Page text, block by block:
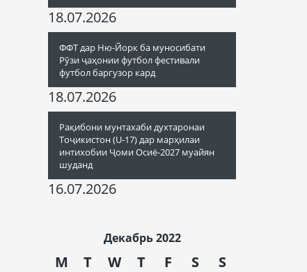
18.07.2026
ФФТ дар Ню-Йорк ба муносибати
Рӯзи ҷаҳонии футбол фестивали
футбол баргузор кард
18.07.2026
Рақибони мунтахаби духтаронаи
Тоҷикистон (U-17) дар марҳилаи
интихобии Ҷоми Осиё-2027 муайян
шуданд
16.07.2026
Декабрь 2022
M T W T F S S